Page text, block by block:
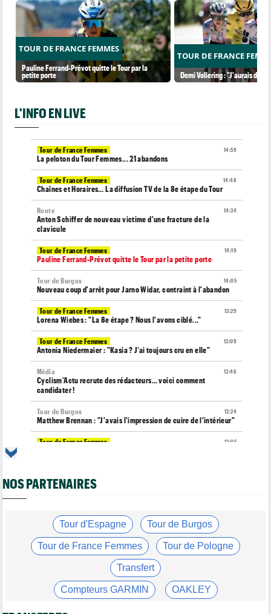
TOUR DE FRANCE FEMMES
Pauline Ferrand-Prévot quitte le Tour par la
petite porte
TOUR DE FRANCE
Demi Vollering : "J'aurais dû
L'INFO EN LIVE
14:59
Tour de France Femmes
La peloton du Tour Femmes... 21 abandons
14:48
Tour de France Femmes
Chaînes et Horaires… La diffusion TV de la 8e étape du Tour
14:34
Route
Anton Schiffer de nouveau victime d'une fracture de la
clavicule
14:19
Tour de France Femmes
Pauline Ferrand-Prévot quitte le Tour par la petite porte
14:05
Tour de Burgos
Nouveau coup d'arrêt pour Jarno Widar, contraint à l'abandon
13:29
Tour de France Femmes
Lorena Wiebes : "La 8e étape ? Nous l'avons ciblé..."
13:09
Tour de France Femmes
Antonia Niedermaier : "Kasia ? J’ai toujours cru en elle"
12:46
Média
Cyclism’Actu recrute des rédacteurs… voici comment
candidater !
12:24
Tour de Burgos
Matthew Brennan : "J'avais l'impression de cuire de l'intérieur"
12:05
Tour de France Femmes
Jan Christen : "J'aurais aussi pu gagner au sprint..."
formation
11:04
Tour de France Femmes
Demi Vollering : "J'aurais dû essayer plus tôt..."
Émilien Jacquelin va faire ses grands débuts en compétition le
16 août !
NOS PARTENAIRES
Tour d'Espagne Tour de Burgos
Tour de France Femmes Tour de Pologne
Transfert
Compteurs GARMIN OAKLEY
Gants chauffants vélo